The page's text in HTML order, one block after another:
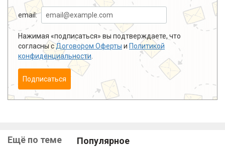
email:
Нажимая «подписаться» вы подтверждаете, что
согласны сДоговором Оферты и Политикой
конфиденциальности
Подписаться
Ещё по теме Популярное